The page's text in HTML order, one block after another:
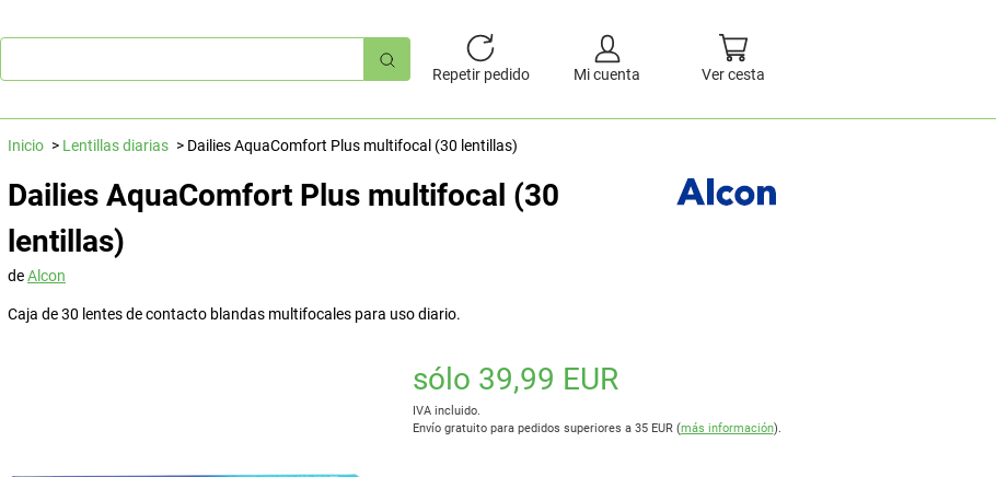
Búsqueda
Repetir pedido Mi cuenta Ver cesta
Inicio Lentillas diarias Dailies AquaComfort Plus multifocal (30 lentillas)
Dailies AquaComfort Plus multifocal (30
lentillas)
deAlcon
Caja de 30 lentes de contacto blandas multifocales para uso diario.
sólo 39,99 EUR
IVA incluido.
Envío gratuito para pedidos superiores a 35 EUR (más información).